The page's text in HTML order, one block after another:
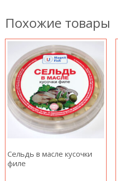
Похожие товары
Сельдь в масле кусочки
филе